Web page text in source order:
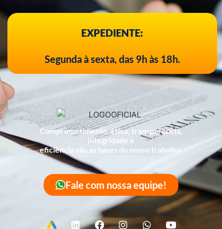
EXPEDIENTE:
Segunda à sexta, das 9h às 18h.
Comprometimento, ética, transparência,
integridade e
eficiência são as bases do nosso trabalho.
Fale com nossa equipe!